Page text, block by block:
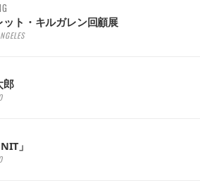
ット・キルガレン回顧展
郎
」